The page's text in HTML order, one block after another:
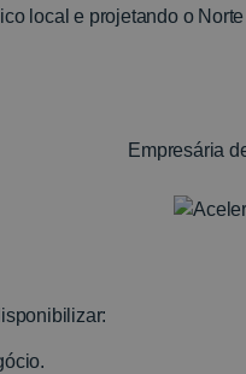
local e projetando o